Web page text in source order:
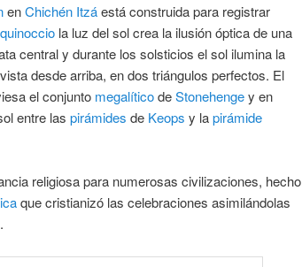
enChichén Itzáestá construida para registrar
la luz del sol crea la ilusión óptica de una
central y durante los solsticios el sol ilumina la
desde arriba, en dos triángulos perfectos. El
el conjunto megalíticodeStonehengey en
entre las pirámides de Keops y lapirámide
religiosa para numerosas civilizaciones, hecho
que cristianizó las celebraciones asimilándolas
.